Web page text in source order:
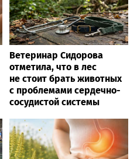
Ветеринар Сидорова
отметила, что в лес
не стоит брать животных
с проблемами сердечно-
сосудистой системы